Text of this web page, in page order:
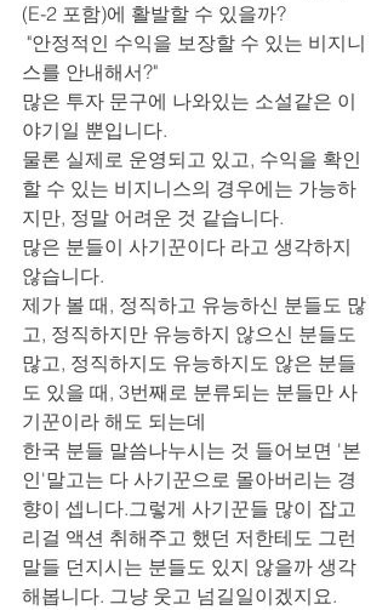
(E-2 포함)에 활발할 수 있을까?
"안정적인 수익을 보장할 수 있는 비지니
스를 안내해서?"
많은 투자 문구에 나와있는 소설같은 이
야기일 뿐입니다.
물론 실제로 운영되고 있고, 수익을 확인
할 수 있는 비지니스의 경우에는 가능하
지만, 정말 어려운 것 같습니다.
많은 분들이 사기꾼이다 라고 생각하지
않습니다.
제가 볼 때, 정직하고 유능하신 분들도 많
고, 정직하지만 유능하지 않으신 분들도
많고, 정직하지도 유능하지도 않은 분들
도 있을 때, 3번째로 분류되는 분들만 사
기꾼이라 해도 되는데
한국 분들 말씀나누시는 것 들어보면 '본
인'말고는 다 사기꾼으로 몰아버리는 경
향이 셉니다.그렇게 사기꾼들 많이 잡고
리걸 액션 취해주고 했던 저한테도 그런
말들 던지시는 분들도 있지 않을까 생각
해봅니다. 그냥 웃고 넘길일이겠지요.